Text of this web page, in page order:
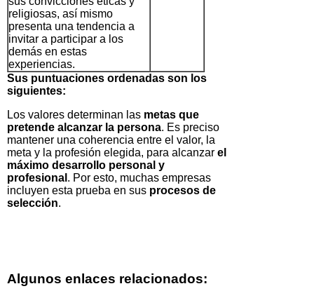
religiosas, así mismo
presenta una tendencia a
invitar a participar a los
demás en estas
experiencias.
Sus puntuaciones ordenadas son los
siguientes:
Los valores determinan las metas que
pretende alcanzar la persona. Es preciso
mantener una coherencia entre el valor, la
meta y la profesión elegida, para alcanzar el
máximo desarrollo personal y
profesional . Por esto, muchas empresas
incluyen esta prueba en sus procesos de
selección.
Algunos enlaces relacionados: